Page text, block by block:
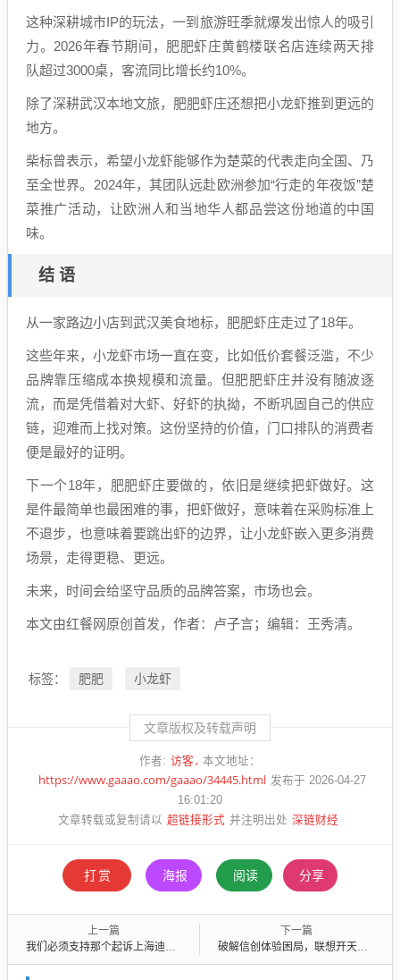
这种深耕城市IP的玩法，一到旅游旺季就爆发出惊人的吸引
力。2026年春节期间，肥肥虾庄黄鹤楼联名店连续两天排
队超过3000桌，客流同比增长约10%。
除了深耕武汉本地文旅，肥肥虾庄还想把小龙虾推到更远的
地方。
柴标曾表示，希望小龙虾能够作为楚菜的代表走向全国、乃
至全世界。2024年，其团队远赴欧洲参加“行走的年夜饭”楚
菜推广活动，让欧洲人和当地华人都品尝这份地道的中国
味。
结 语
从一家路边小店到武汉美食地标，肥肥虾庄走过了18年。
这些年来，小龙虾市场一直在变，比如低价套餐泛滥，不少
品牌靠压缩成本换规模和流量。但肥肥虾庄并没有随波逐
流，而是凭借着对大虾、好虾的执拗，不断巩固自己的供应
链，迎难而上找对策。这份坚持的价值，门口排队的消费者
便是最好的证明。
下一个18年，肥肥虾庄要做的，依旧是继续把虾做好。这
是件最简单也最困难的事，把虾做好，意味着在采购标准上
不退步，也意味着要跳出虾的边界，让小龙虾嵌入更多消费
场景，走得更稳、更远。
未来，时间会给坚守品质的品牌答案，市场也会。
本文由红餐网原创首发，作者：卢子言；编辑：王秀清。
标签： 肥肥 小龙虾
文章版权及转载声明
作者: 访客 本文地址：
https://www.gaaao.com/gaaao/34445.html 发布于 2026-04-27
16:01:20
文章转载或复制请以 超链接形式 并注明出处 深链财经
打赏 海报 阅读 分享
上一篇
我们必须支持那个起诉上海迪士尼的中国年轻人
下一篇
破解信创体验困局，联想开天走了两步棋